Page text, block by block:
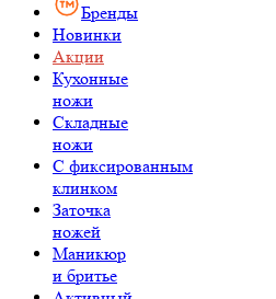
Бренды
Новинки
Акции
Кухонные
ножи
Складные
ножи
C фиксированным
клинком
Заточка
ножей
Маникюр
и бритье